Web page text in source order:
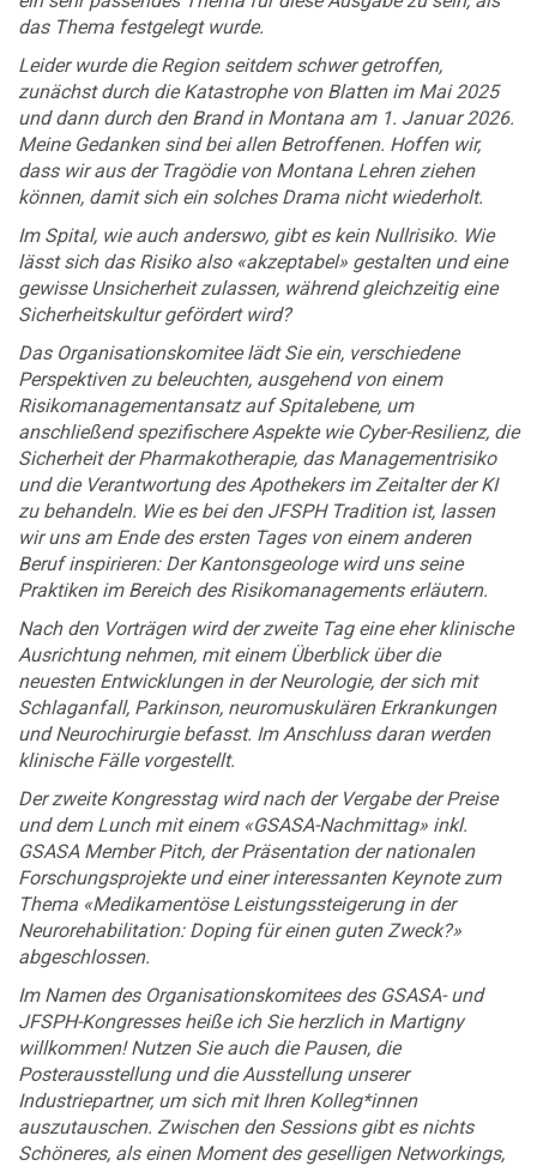
das Thema festgelegt wurde.
Leider wurde die Region seitdem schwer getroffen,
zunächst durch die Katastrophe von Blatten im Mai 2025
und dann durch den Brand in Montana am 1. Januar 2026.
Meine Gedanken sind bei allen Betroffenen. Hoffen wir,
dass wir aus der Tragödie von Montana Lehren ziehen
können, damit sich ein solches Drama nicht wiederholt.
Im Spital, wie auch anderswo, gibt es kein Nullrisiko. Wie
lässt sich das Risiko also «akzeptabel» gestalten und eine
gewisse Unsicherheit zulassen, während gleichzeitig eine
Sicherheitskultur gefördert wird?
Das Organisationskomitee lädt Sie ein, verschiedene
Perspektiven zu beleuchten, ausgehend von einem
Risikomanagementansatz auf Spitalebene, um
anschließend spezifischere Aspekte wie Cyber-Resilienz, die
Sicherheit der Pharmakotherapie, das Managementrisiko
und die Verantwortung des Apothekers im Zeitalter der KI
zu behandeln. Wie es bei den JFSPH Tradition ist, lassen
wir uns am Ende des ersten Tages von einem anderen
Beruf inspirieren: Der Kantonsgeologe wird uns seine
Praktiken im Bereich des Risikomanagements erläutern.
Nach den Vorträgen wird der zweite Tag eine eher klinische
Ausrichtung nehmen, mit einem Überblick über die
neuesten Entwicklungen in der Neurologie, der sich mit
Schlaganfall, Parkinson, neuromuskulären Erkrankungen
und Neurochirurgie befasst. Im Anschluss daran werden
klinische Fälle vorgestellt.
Der zweite Kongresstag wird nach der Vergabe der Preise
und dem Lunch mit einem «GSASA-Nachmittag» inkl.
GSASA Member Pitch, der Präsentation der nationalen
Forschungsprojekte und einer interessanten Keynote zum
Thema «Medikamentöse Leistungssteigerung in der
Neurorehabilitation: Doping für einen guten Zweck?»
abgeschlossen.
Im Namen des Organisationskomitees des GSASA- und
JFSPH-Kongresses heiße ich Sie herzlich in Martigny
willkommen! Nutzen Sie auch die Pausen, die
Posterausstellung und die Ausstellung unserer
Industriepartner, um sich mit Ihren Kolleg*innen
auszutauschen. Zwischen den Sessions gibt es nichts
Schöneres, als einen Moment des geselligen Networkings,